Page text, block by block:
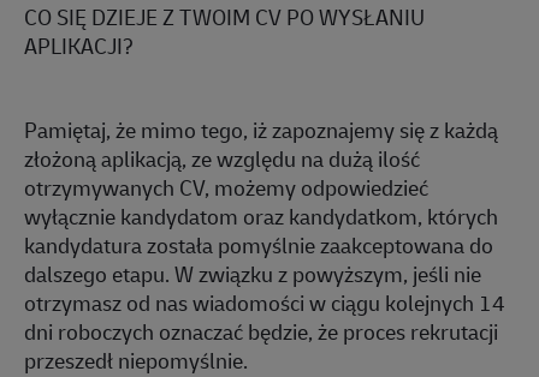
CO SIĘ DZIEJE Z TWOIM CV PO WYSŁANIU
APLIKACJI?
Pamiętaj, że mimo tego, iż zapoznajemy się z każdą
złożoną aplikacją, ze względu na dużą ilość
otrzymywanych CV, możemy odpowiedzieć
wyłącznie kandydatom oraz kandydatkom, których
kandydatura została pomyślnie zaakceptowana do
dalszego etapu. W związku z powyższym, jeśli nie
otrzymasz od nas wiadomości w ciągu kolejnych 14
dni roboczych oznaczać będzie, że proces rekrutacji
przeszedł niepomyślnie.